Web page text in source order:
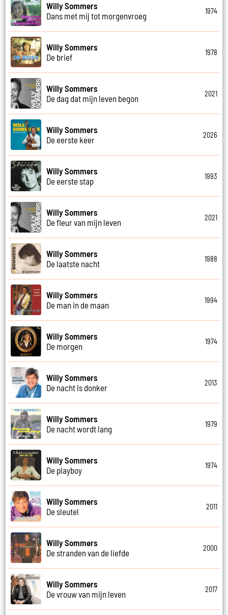
Willy Sommers
Dans met mij tot morgenvroeg
1974
Willy Sommers
De brief
1978
Willy Sommers
De dag dat mijn leven begon
2021
Willy Sommers
De eerste keer
2026
Willy Sommers
De eerste stap
1993
Willy Sommers
De fleur van mijn leven
2021
Willy Sommers
De laatste nacht
1988
Willy Sommers
De man in de maan
1994
Willy Sommers
De morgen
1974
Willy Sommers
De nacht is donker
2013
Willy Sommers
De nacht wordt lang
1979
Willy Sommers
De playboy
1974
Willy Sommers
De sleutel
2011
Willy Sommers
De stranden van de liefde
2000
Willy Sommers
De vrouw van mijn leven
2017